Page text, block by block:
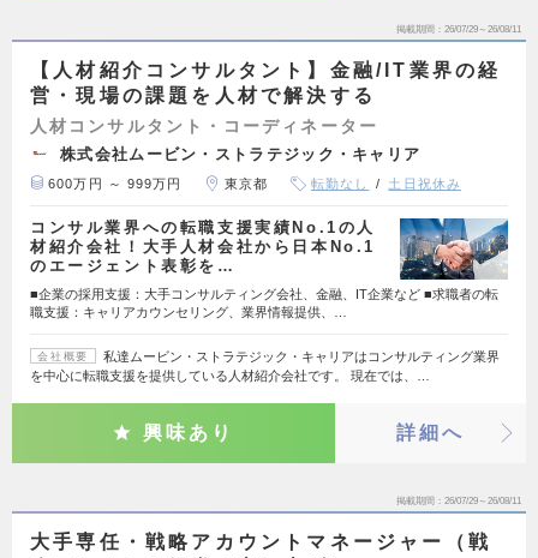
掲載期間 26/07/29～26/08/11
【人材紹介コンサルタント】金融/IT業界の経
営・現場の課題を人材で解決する
人材コンサルタント・コーディネーター
株式会社ムービン・ストラテジック・キャリア
600万円 ～ 999万円 東京都 転勤なし 土日祝休み
コンサル業界への転職支援実績No.1の人
材紹介会社！大手人材会社から日本No.1
のエージェント表彰を…
■企業の採用支援：大手コンサルティング会社、金融、IT企業など ■求職者の転
職支援：キャリアカウンセリング、業界情報提供、…
会社概要
私達ムービン・ストラテジック・キャリアはコンサルティング業界
を中心に転職支援を提供している人材紹介会社です。 現在では、…
興味あり 詳細へ
掲載期間 26/07/29～26/08/11
大手専任・戦略アカウントマネージャー（戦